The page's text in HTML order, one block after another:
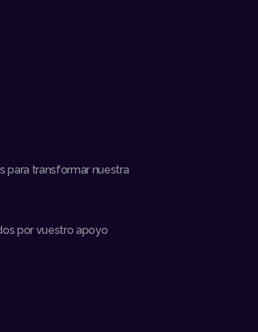
para transformar nuestra
por vuestro apoyo